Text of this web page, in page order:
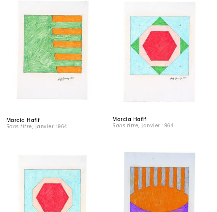
Marcia Hafif
Sans titre , janvier 1964
Marcia Hafif
Sans titre , janvier 1964